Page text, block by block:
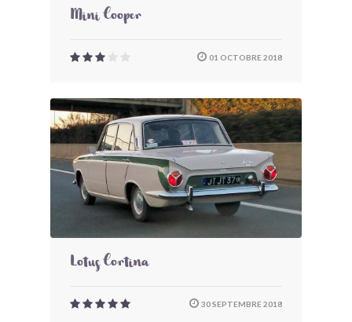
Mini Cooper
01 OCTOBRE 2018
Lotus Cortina
30 SEPTEMBRE 2018